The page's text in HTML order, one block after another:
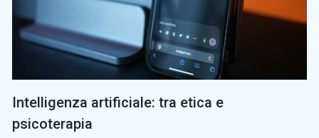
Intelligenza artificiale: tra etica e
psicoterapia